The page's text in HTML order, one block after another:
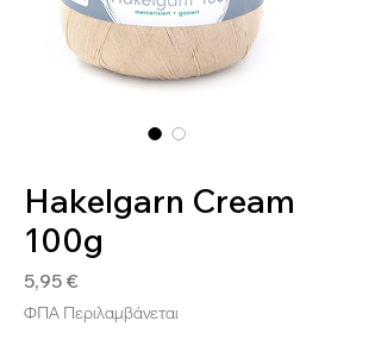
Hakelgarn Cream
100g
5,95 €
ΦΠΑ Περιλαμβάνεται